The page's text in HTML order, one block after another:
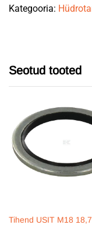
Kategooria:
Seotud tooted
Tihend USIT M18